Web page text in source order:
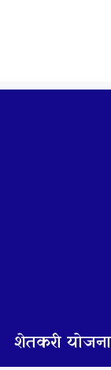
शेतकरी योजना